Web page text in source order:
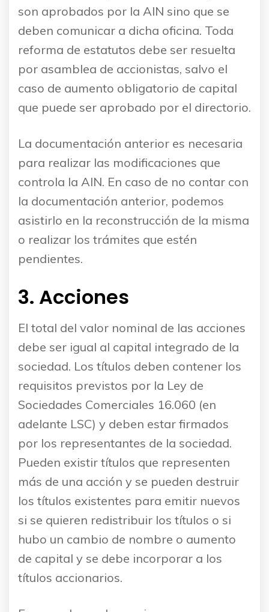
son aprobados por la AIN sino que se
deben comunicar a dicha oficina. Toda
reforma de estatutos debe ser resuelta
por asamblea de accionistas, salvo el
caso de aumento obligatorio de capital
que puede ser aprobado por el directorio.
La documentación anterior es necesaria
para realizar las modificaciones que
controla la AIN. En caso de no contar con
la documentación anterior, podemos
asistirlo en la reconstrucción de la misma
o realizar los trámites que estén
pendientes.
3. Acciones
El total del valor nominal de las acciones
debe ser igual al capital integrado de la
sociedad. Los títulos deben contener los
requisitos previstos por la Ley de
Sociedades Comerciales 16.060 (en
adelante LSC) y deben estar firmados
por los representantes de la sociedad.
Pueden existir títulos que representen
más de una acción y se pueden destruir
los títulos existentes para emitir nuevos
si se quieren redistribuir los títulos o si
hubo un cambio de nombre o aumento
de capital y se debe incorporar a los
títulos accionarios.